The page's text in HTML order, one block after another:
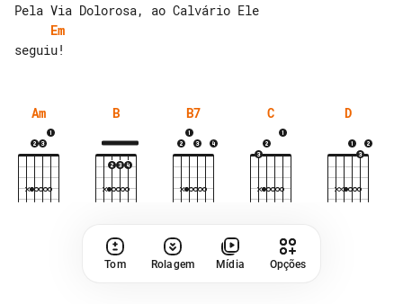
Em
Am B B7 C D
Tom Rolagem Mídia Opções